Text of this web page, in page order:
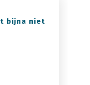
bijna niet